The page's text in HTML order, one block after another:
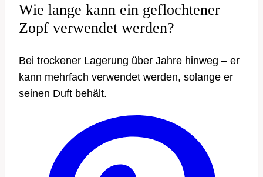
Wie lange kann ein geflochtener
Zopf verwendet werden?
Bei trockener Lagerung über Jahre hinweg – er
kann mehrfach verwendet werden, solange er
seinen Duft behält.